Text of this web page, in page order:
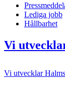
Lediga jobb
Hållbarhet
Vi
Vi utvecklar